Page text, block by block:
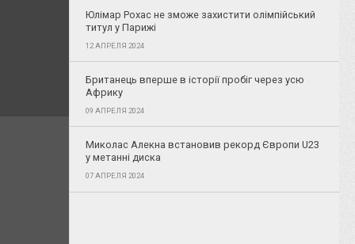
Юлімар Рохас не зможе захистити олімпійський
титул у Парижі
12 АПРЕЛЯ 2024
Британець вперше в історії пробіг через усю
Африку
09 АПРЕЛЯ 2024
Миколас Алекна встановив рекорд Європи U23
у метанні диска
07 АПРЕЛЯ 2024